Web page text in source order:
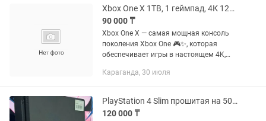
Xbox One X 1TB, 1 геймпад, 4К 120FPS, с гарантией
90 000 ₸
Xbox One X — самая мощная консоль
поколения Xbox One 🎮✨, которая
обеспечивает игры в настоящем 4K,
отличное качество изображения.
и...
Караганда, 30 июля
PlayStation 4 Slim прошитая на 500ГБ памяти, 2 геймпада в комплекте
120 000 ₸